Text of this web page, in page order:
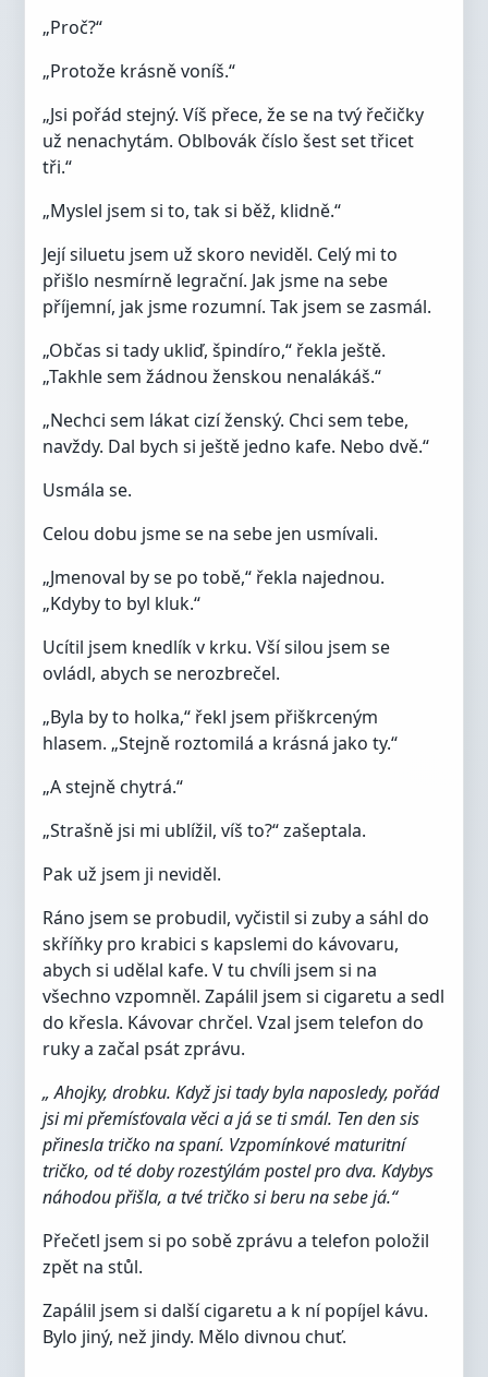
„Proč?“
„Protože krásně voníš.“
„Jsi pořád stejný. Víš přece, že se na tvý řečičky
už nenachytám. Oblbovák číslo šest set třicet
tři.“
„Myslel jsem si to, tak si běž, klidně.“
Její siluetu jsem už skoro neviděl. Celý mi to
přišlo nesmírně legrační. Jak jsme na sebe
příjemní, jak jsme rozumní. Tak jsem se zasmál.
„Občas si tady ukliď, špindíro,“ řekla ještě.
„Takhle sem žádnou ženskou nenalákáš.“
„Nechci sem lákat cizí ženský. Chci sem tebe,
navždy. Dal bych si ještě jedno kafe. Nebo dvě.“
Usmála se.
Celou dobu jsme se na sebe jen usmívali.
„Jmenoval by se po tobě,“ řekla najednou.
„Kdyby to byl kluk.“
Ucítil jsem knedlík v krku. Vší silou jsem se
ovládl, abych se nerozbrečel.
„Byla by to holka,“ řekl jsem přiškrceným
hlasem. „Stejně roztomilá a krásná jako ty.“
„A stejně chytrá.“
„Strašně jsi mi ublížil, víš to?“ zašeptala.
Pak už jsem ji neviděl.
Ráno jsem se probudil, vyčistil si zuby a sáhl do
skříňky pro krabici s kapslemi do kávovaru,
abych si udělal kafe. V tu chvíli jsem si na
všechno vzpomněl. Zapálil jsem si cigaretu a sedl
do křesla. Kávovar chrčel. Vzal jsem telefon do
ruky a začal psát zprávu.
„ Ahojky, drobku. Když jsi tady byla naposledy, pořád
jsi mi přemísťovala věci a já se ti smál. Ten den sis
přinesla tričko na spaní. Vzpomínkové maturitní
tričko, od té doby rozestýlám postel pro dva. Kdybys
náhodou přišla, a tvé tričko si beru na sebe já.“
Přečetl jsem si po sobě zprávu a telefon položil
zpět na stůl.
Zapálil jsem si další cigaretu a k ní popíjel kávu.
Bylo jiný, než jindy. Mělo divnou chuť.